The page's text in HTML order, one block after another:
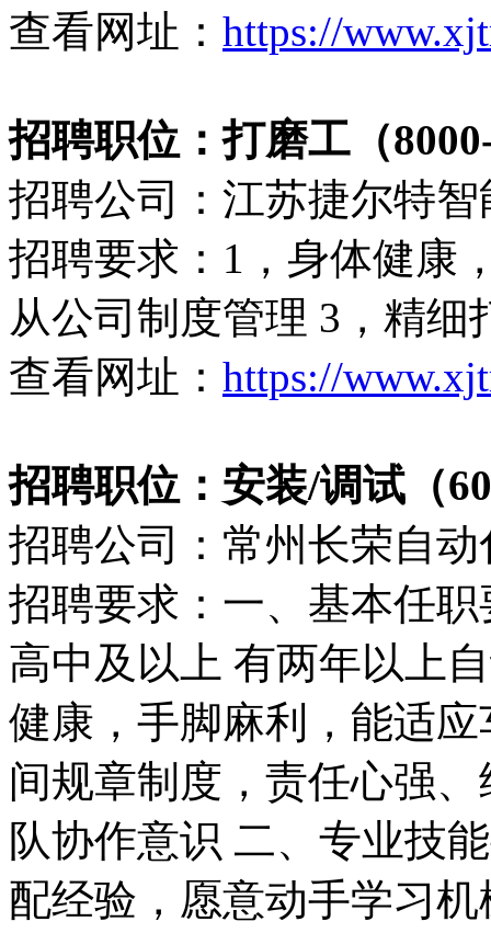
查看网址： https://
招聘职位：打磨工（
招聘公司：江苏捷尔特
招聘要求：1，身体健康
从公司制度管理 3，精
查看网址： https://
招聘职位：安装/调试（
招聘公司：常州长荣自
招聘要求：一、基本任
高中及以上 有两年以上
健康，手脚麻利，能适
间规章制度，责任心强
队协作意识 二、专业技
配经验，愿意动手学习